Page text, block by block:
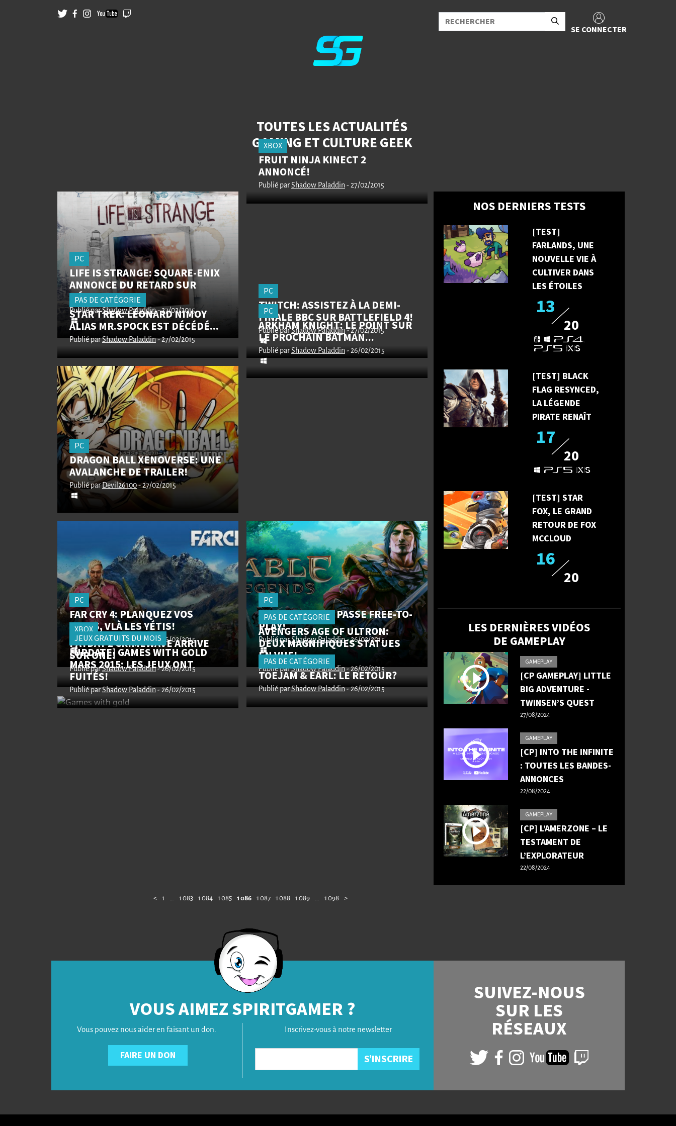
SE CONNECTER
TOUTES LES ACTUALITÉS
GAMING ET CULTURE GEEK
PC
LIFE IS STRANGE: SQUARE-ENIX
ANNONCE DU RETARD SUR
L'ÉPISODE 2
Publié parShadow Paladdin- 27/02/2015
XBOX
FRUIT NINJA KINECT 2
ANNONCÉ!
Publié parShadow Paladdin - 27/02/2015
PAS DE CATÉGORIE
STAR TREK: LÉONARD NIMOY
ALIAS MR.SPOCK EST DÉCÉDÉ...
Publié parShadow Paladdin- 27/02/2015
PC
TWITCH: ASSISTEZ À LA DEMI-
FINALE BBC SUR BATTLEFIELD 4!
Publié parShadow Paladdin- 27/02/2015
PC
DRAGON BALL XENOVERSE: UNE
AVALANCHE DE TRAILER!
Publié parDevil26100- 27/02/2015
PC
ARKHAM KNIGHT: LE POINT SUR
LE PROCHAIN BATMAN...
Publié parShadow Paladdin- 26/02/2015
PC
FAR CRY 4: PLANQUEZ VOS
YACKS, VLÀ LES YÉTIS!
Publié parShadow Paladdin- 26/02/2015
PC
FABLE LEGENDS PASSE FREE-TO-
PLAY!
Publié parShadow Paladdin- 26/02/2015
XBOX
PAYDAY 2 CRIMEWAVE ARRIVE
SUR ONE!
Publié parShadow Paladdin- 26/02/2015
PAS DE CATÉGORIE
AVENGERS AGE OF ULTRON:
DEUX MAGNIFIQUES STATUES
EN VUE!
Publié parShadow Paladdin- 26/02/2015
JEUX GRATUITS DU MOIS
[UPDATE] GAMES WITH GOLD
MARS 2015: LES JEUX ONT
FUITÉS!
Publié parShadow Paladdin - 26/02/2015
PAS DE CATÉGORIE
TOEJAM & EARL: LE RETOUR?
Publié parShadow Paladdin- 26/02/2015
NOS DERNIERS TESTS
[TEST]
FARLANDS, UNE
NOUVELLE VIE À
CULTIVER DANS
LES ÉTOILES
13
20
[TEST] BLACK
FLAG RESYNCED,
LA LÉGENDE
PIRATE RENAÎT
17
20
[TEST] STAR
FOX, LE GRAND
RETOUR DE FOX
MCCLOUD
16
20
LES DERNIÈRES VIDÉOS
DE GAMEPLAY
GAMEPLAY
[CP GAMEPLAY] LITTLE
BIG ADVENTURE -
TWINSEN’S QUEST
27/08/2024
GAMEPLAY
[CP] INTO THE INFINITE
: TOUTES LES BANDES-
ANNONCES
22/08/2024
GAMEPLAY
[CP] L’AMERZONE – LE
TESTAMENT DE
L’EXPLORATEUR
22/08/2024
< 1 … 1 083 1 084 1 085 1 086 1 087 1 088 1 089 … 1 098 >
VOUS AIMEZ SPIRITGAMER ?
Vous pouvez nous aider en faisant un don.
FAIRE UN DON
Inscrivez-vous à notre newsletter
SUIVEZ-NOUS
SUR LES
RÉSEAUX